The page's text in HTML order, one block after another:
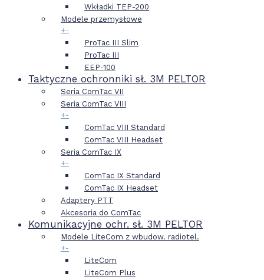
Wkładki TEP-200
Modele przemysłowe
+-
ProTac III Slim
ProTac III
EEP-100
Taktyczne ochronniki sł. 3M PELTOR
Seria ComTac VII
Seria ComTac VIII
+-
ComTac VIII Standard
ComTac VIII Headset
Seria ComTac IX
+-
ComTac IX Standard
ComTac IX Headset
Adaptery PTT
Akcesoria do ComTac
Komunikacyjne ochr. sł. 3M PELTOR
Modele LiteCom z wbudow. radiotel.
+-
LiteCom
LiteCom Plus